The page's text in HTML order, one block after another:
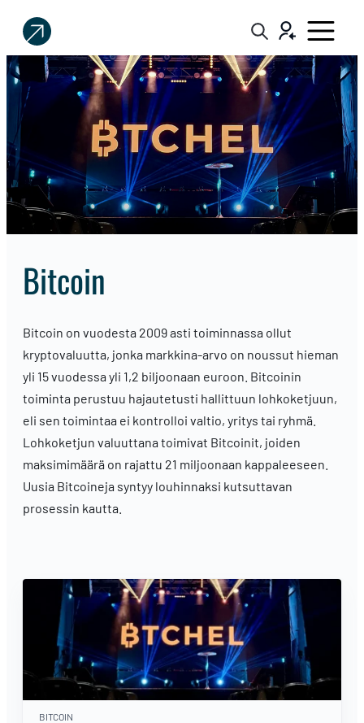
Sijoittaja.fi
Tee
parempia
sijoituspäätöksiä
Bitcoin
Bitcoin on vuodesta 2009 asti toiminnassa ollut
kryptovaluutta, jonka markkina-arvo on noussut hieman
yli 15 vuodessa yli 1,2 biljoonaan euroon. Bitcoinin
toiminta perustuu hajautetusti hallittuun lohkoketjuun,
eli sen toimintaa ei kontrolloi valtio, yritys tai ryhmä.
Lohkoketjun valuuttana toimivat Bitcoinit, joiden
maksimimäärä on rajattu 21 miljoonaan kappaleeseen.
Uusia Bitcoineja syntyy louhinnaksi kutsuttavan
prosessin kautta.
BITCOIN